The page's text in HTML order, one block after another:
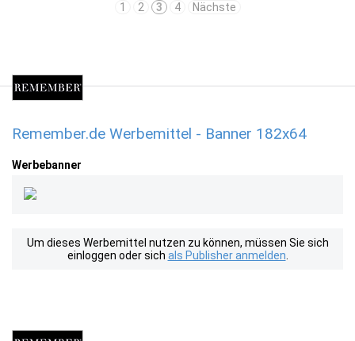
1
2 3 4 Nächste
Remember.de Werbemittel - Banner 182x64
Werbebanner
Um dieses Werbemittel nutzen zu können, müssen Sie sich
einloggen oder sich als Publisher anmelden